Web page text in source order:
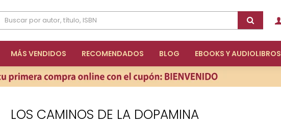
MÁS VENDIDOS RECOMENDADOS BLOG EBOOKS Y AUDIOLIBROS
LOS CAMINOS DE LA DOPAMINA